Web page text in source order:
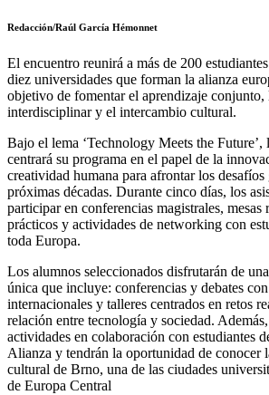
Redacción/Raúl García Hémonnet
El encuentro reunirá a más de 200
diez universidades que forman la alianza
objetivo de fomentar el aprendizaje conjunto,
interdisciplinar y el intercambio cultural.
Bajo el lema ‘Technology Meets the Future’,
centrará su programa en el papel de la
creatividad humana para afrontar los desafíos
próximas décadas. Durante cinco días, los
participar en conferencias magistrales, mesas
prácticos y actividades de networking con
toda Europa.
Los alumnos seleccionados disfrutarán de
única que incluye: conferencias y debates
internacionales y talleres centrados en retos
relación entre tecnología y sociedad.
actividades en colaboración con estudiantes
Alianza y tendrán la oportunidad de conocer
cultural de Brno, una de las ciudades
de Europa Central